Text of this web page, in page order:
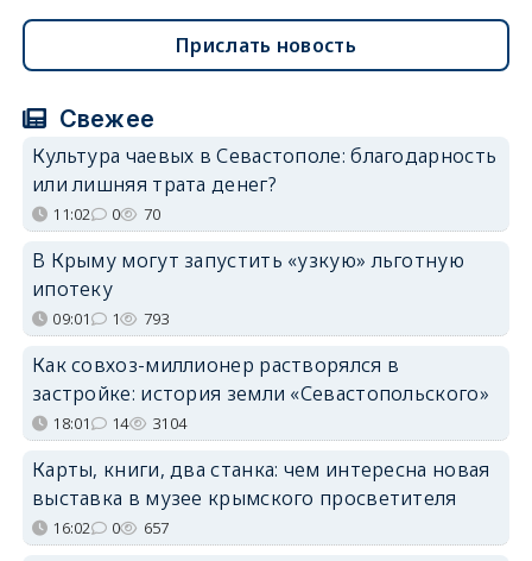
Прислать новость
Свежее
Культура чаевых в Севастополе: благодарность
или лишняя трата денег?
11:02 0 70
В Крыму могут запустить «узкую» льготную
ипотеку
09:01 1 793
Как совхоз-миллионер растворялся в
застройке: история земли «Севастопольского»
18:01 14 3104
Карты, книги, два станка: чем интересна новая
выставка в музее крымского просветителя
16:02 0 657